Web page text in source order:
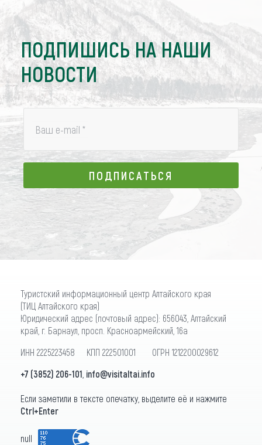
ПОДПИШИСЬ НА НАШИ
НОВОСТИ
Ваш e-mail *
ПОДПИСАТЬСЯ
ПОДПИСАТЬСЯ
Туристский информационный центр Алтайского края
(ТИЦ Алтайского края)
Юридический адрес (почтовый адрес): 656043, Алтайский
край, г. Барнаул, просп. Красноармейский, 16а
ИНН 2225223458 КПП 222501001 ОГРН 1212200029612
+7 (3852) 206-101 info@visitaltai.info
Если заметили в тексте опечатку, выделите её и нажмите
Ctrl+Enter
null